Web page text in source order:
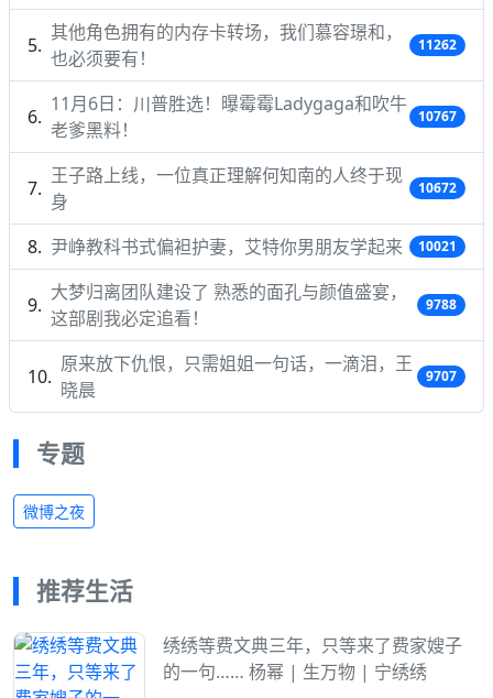
其他角色拥有的内存卡转场，我们慕容璟和，
也必须要有！
11262
11月6日：川普胜选！曝霉霉Ladygaga和吹牛
老爹黑料！
10767
王子路上线，一位真正理解何知南的人终于现
身
10672
尹峥教科书式偏袒护妻，艾特你男朋友学起来 10021
大梦归离团队建设了 熟悉的面孔与颜值盛宴，
这部剧我必定追看！
9788
原来放下仇恨，只需姐姐一句话，一滴泪，王
晓晨
9707
专题
微博之夜
推荐生活
绣绣等费文典三年，只等来了费家嫂子
的一句…… 杨幂 | 生万物 | 宁绣绣